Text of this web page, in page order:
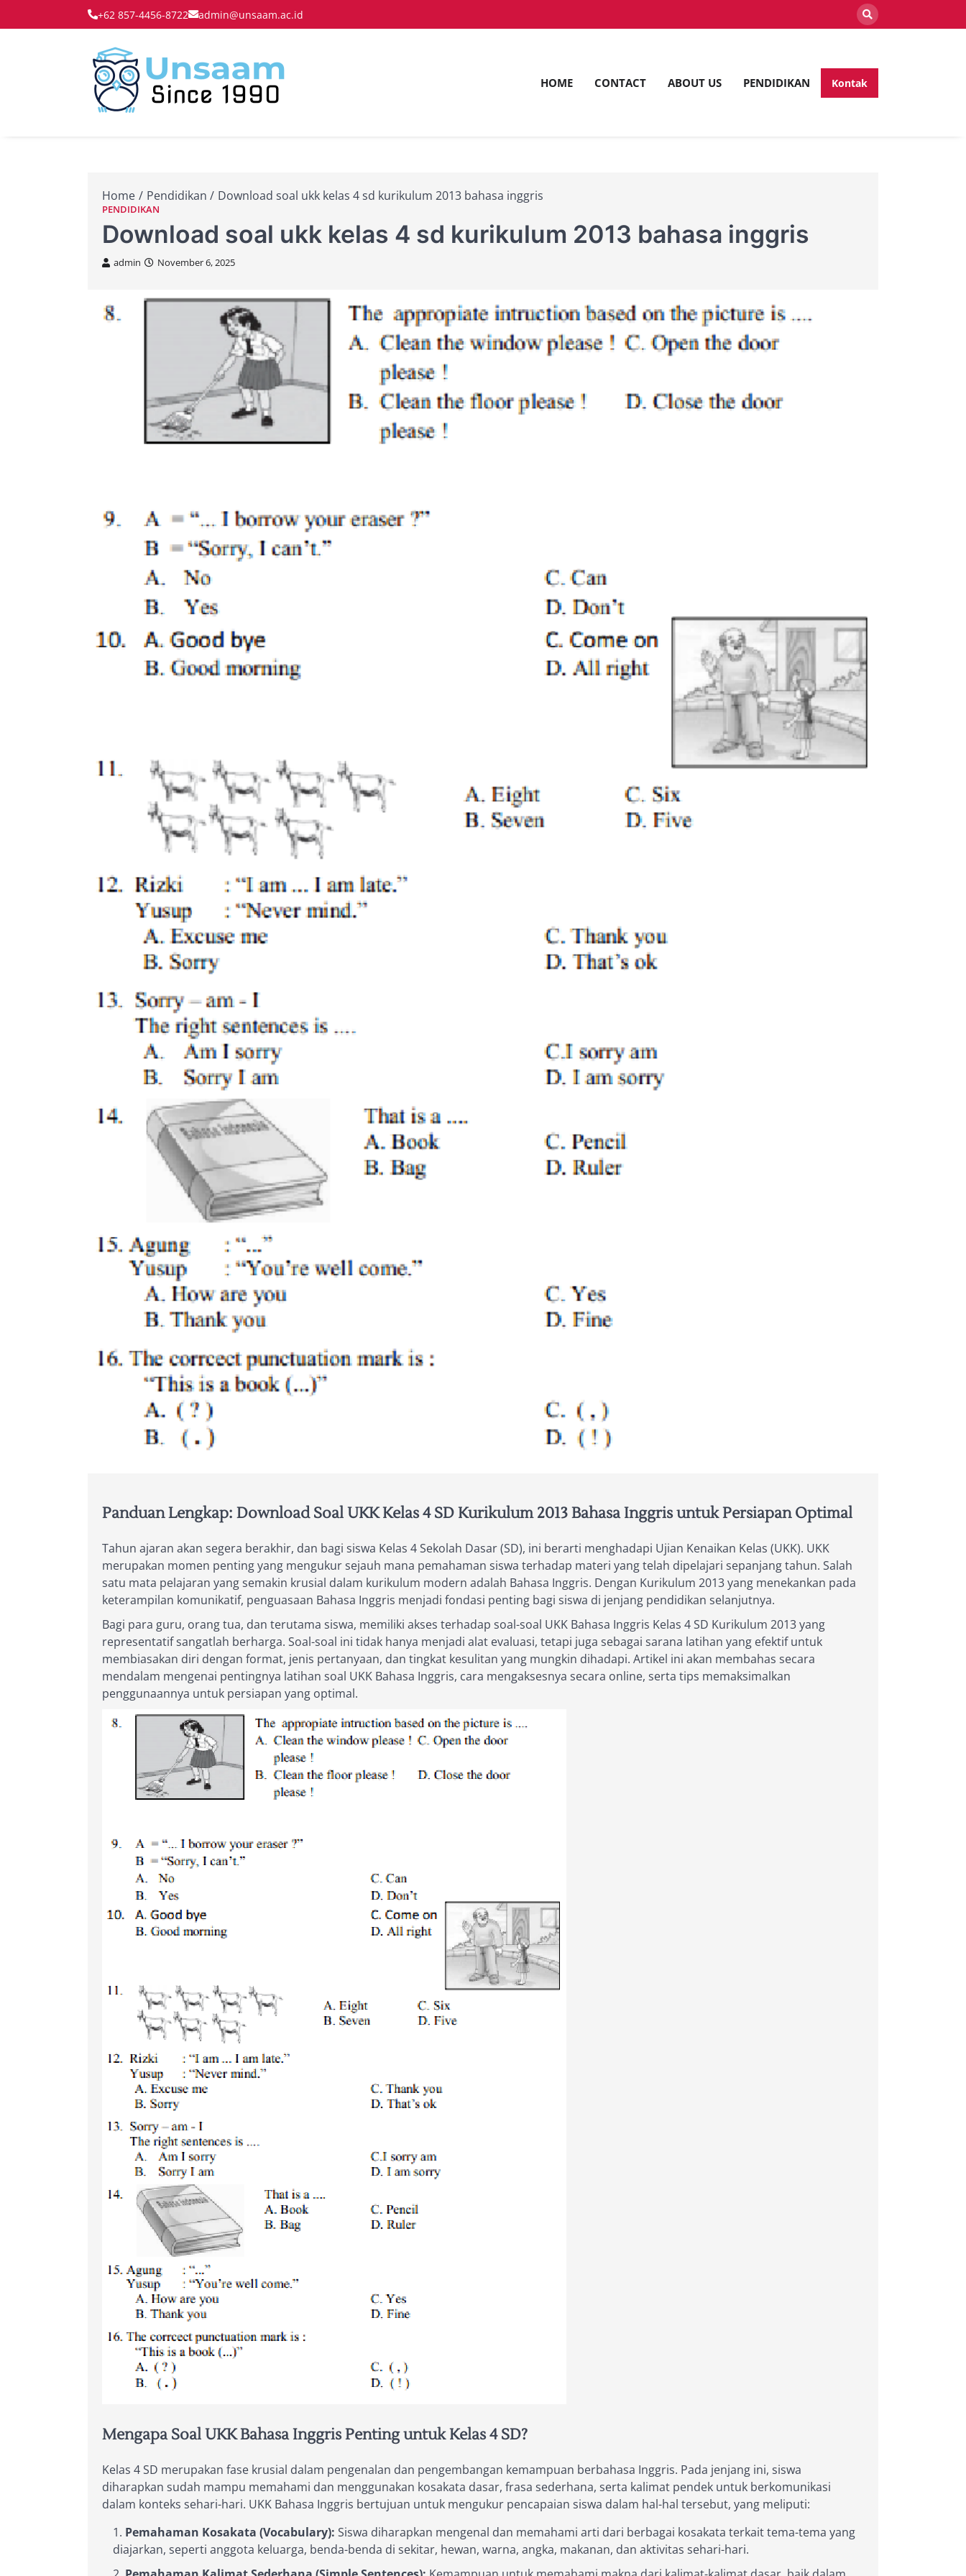
to
+62 857-4456-8722 admin@unsaam.ac.id
Membentuk Pemimpin Masa Depan dengan Inovasi dan Keunggulan
HOME CONTACT ABOUT US PENDIDIKAN Kontak
Home Pendidikan Download soal ukk kelas 4 sd kurikulum 2013 bahasa inggris
PENDIDIKAN
Download soal ukk kelas 4 sd kurikulum 2013 bahasa inggris
admin November 6, 2025
Panduan Lengkap: Download Soal UKK Kelas 4 SD Kurikulum 2013 Bahasa Inggris untuk Persiapan Optimal
Tahun ajaran akan segera berakhir, dan bagi siswa Kelas 4 Sekolah Dasar (SD), ini berarti menghadapi Ujian Kenaikan Kelas (UKK). UKK
merupakan momen penting yang mengukur sejauh mana pemahaman siswa terhadap materi yang telah dipelajari sepanjang tahun. Salah
satu mata pelajaran yang semakin krusial dalam kurikulum modern adalah Bahasa Inggris. Dengan Kurikulum 2013 yang menekankan pada
keterampilan komunikatif, penguasaan Bahasa Inggris menjadi fondasi penting bagi siswa di jenjang pendidikan selanjutnya.
Bagi para guru, orang tua, dan terutama siswa, memiliki akses terhadap soal-soal UKK Bahasa Inggris Kelas 4 SD Kurikulum 2013 yang
representatif sangatlah berharga. Soal-soal ini tidak hanya menjadi alat evaluasi, tetapi juga sebagai sarana latihan yang efektif untuk
membiasakan diri dengan format, jenis pertanyaan, dan tingkat kesulitan yang mungkin dihadapi. Artikel ini akan membahas secara
mendalam mengenai pentingnya latihan soal UKK Bahasa Inggris, cara mengaksesnya secara online, serta tips memaksimalkan
penggunaannya untuk persiapan yang optimal.
Mengapa Soal UKK Bahasa Inggris Penting untuk Kelas 4 SD?
Kelas 4 SD merupakan fase krusial dalam pengenalan dan pengembangan kemampuan berbahasa Inggris. Pada jenjang ini, siswa
diharapkan sudah mampu memahami dan menggunakan kosakata dasar, frasa sederhana, serta kalimat pendek untuk berkomunikasi
dalam konteks sehari-hari. UKK Bahasa Inggris bertujuan untuk mengukur pencapaian siswa dalam hal-hal tersebut, yang meliputi:
Pemahaman Kosakata (Vocabulary): Siswa diharapkan mengenal dan memahami arti dari berbagai kosakata terkait tema-tema yang
diajarkan, seperti anggota keluarga, benda-benda di sekitar, hewan, warna, angka, makanan, dan aktivitas sehari-hari.